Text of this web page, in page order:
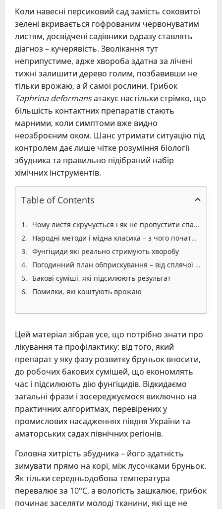
Коли навесні персиковий сад замість соковитої
зелені вкривається гофрованим червонуватим
листям, досвідчені садівники одразу ставлять
діагноз – кучерявість. Зволікання тут
неприпустиме, адже хвороба здатна за лічені
тижні залишити дерево голим, позбавивши не
тільки врожаю, а й самої рослини. Грибок
Taphrina deformansатакує настільки стрімко, що
більшість контактних препаратів стають
марними, коли симптоми вже видно
неозброєним оком. Шанс утримати ситуацію під
контролем дає лише чітке розуміння біології
збудника та правильно підібраний набір
хімічних інструментів.
Table of Contents
Чому листя скручується і як не пропустити спалах
Народні методи і мідна класика – з чого почати ранньою весною
Фунгіциди які реально стримують хворобу
Погодинний план обприскування – від сплячої бруньки до зав'язі
Бакові суміші, які підсилюють результат
Помилки, які коштують врожаю
Цей матеріал зібрав усе, що потрібно знати про
лікування та профілактику: від того, який
препарат у яку фазу розвитку бруньок вносити,
до робочих бакових сумішей, що економлять
час і підсилюють дію фунгіцидів. Відкидаємо
загальні фрази і зосереджуємося виключно на
практичних алгоритмах, перевірених у
промислових насадженнях півдня України та
аматорських садах північних регіонів.
Головна хитрість збудника – його здатність
зимувати прямо на корі, між лусочками бруньок.
Як тільки середньодобова температура
перевалює за 10°C, а вологість зашкалює, грибок
починає заселяти молоді тканини, які ще не